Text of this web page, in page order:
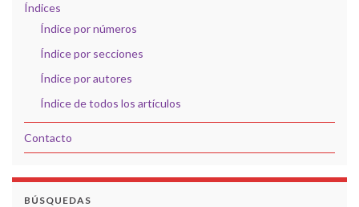
Índices
Índice por números
Índice por secciones
Índice por autores
Índice de todos los artículos
Contacto
BÚSQUEDAS